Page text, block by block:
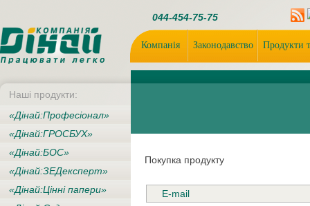
044-454-75-75
Компанія Законодавство Продукти
Нашi продукти:
«Дiнай:Професіонал»
«Дiнай:ГРОСБУХ»
«Дiнай:БОС»
«Дiнай:ЗЕДексперт»
«Дiнай:Цінні папери»
Покупка продукту